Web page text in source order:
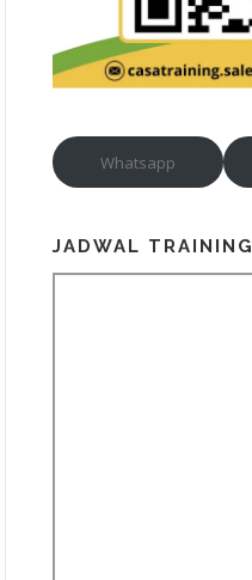
Whatsapp
JADWAL TRAINING